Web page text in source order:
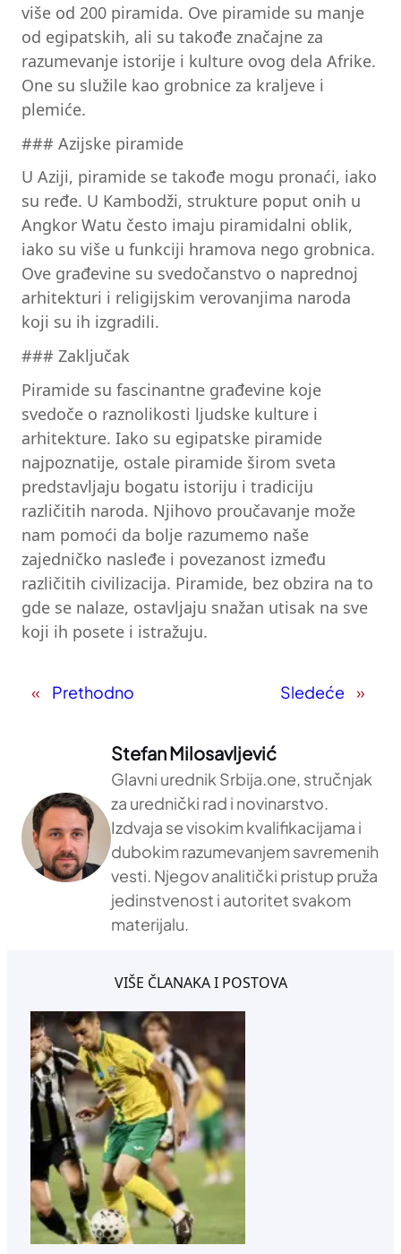
više od 200 piramida. Ove piramide su manje
od egipatskih, ali su takođe značajne za
razumevanje istorije i kulture ovog dela Afrike.
One su služile kao grobnice za kraljeve i
plemiće.
### Azijske piramide
U Aziji, piramide se takođe mogu pronaći, iako
su ređe. U Kambodži, strukture poput onih u
Angkor Watu često imaju piramidalni oblik,
iako su više u funkciji hramova nego grobnica.
Ove građevine su svedočanstvo o naprednoj
arhitekturi i religijskim verovanjima naroda
koji su ih izgradili.
### Zaključak
Piramide su fascinantne građevine koje
svedoče o raznolikosti ljudske kulture i
arhitekture. Iako su egipatske piramide
najpoznatije, ostale piramide širom sveta
predstavljaju bogatu istoriju i tradiciju
različitih naroda. Njihovo proučavanje može
nam pomoći da bolje razumemo naše
zajedničko nasleđe i povezanost između
različitih civilizacija. Piramide, bez obzira na to
gde se nalaze, ostavljaju snažan utisak na sve
koji ih posete i istražuju.
« Prethodno Sledeće »
Stefan Milosavljević
Glavni urednik Srbija.one, stručnjak
za urednički rad i novinarstvo.
Izdvaja se visokim kvalifikacijama i
dubokim razumevanjem savremenih
vesti. Njegov analitički pristup pruža
jedinstvenost i autoritet svakom
materijalu.
VIŠE ČLANAKA I POSTOVA